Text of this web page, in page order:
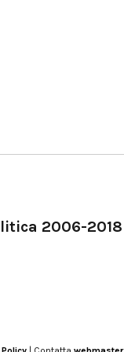
2006-2018